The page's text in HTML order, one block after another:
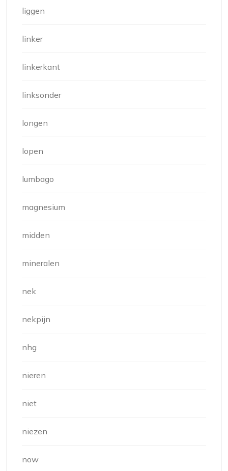
liggen
linker
linkerkant
linksonder
longen
lopen
lumbago
magnesium
midden
mineralen
nek
nekpijn
nhg
nieren
niet
niezen
now